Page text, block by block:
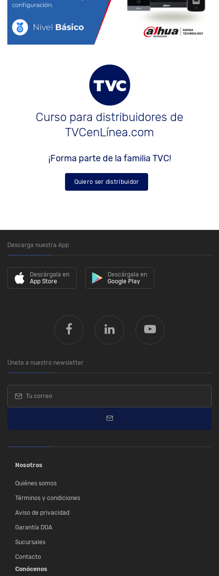
Curso para distribuidores de
TVCenLínea.com
¡Forma parte de la familia TVC!
Quiero ser distribuidor
Descarga nuestra App
Descárgala en
App Store
Descárgala en
Google Play
Únete a nuestro newsletter
Nosotros
Quiénes somos
Términos y condiciones
Aviso de privacidad
Garantía DOA
Sucursales
Contacto
Conócenos